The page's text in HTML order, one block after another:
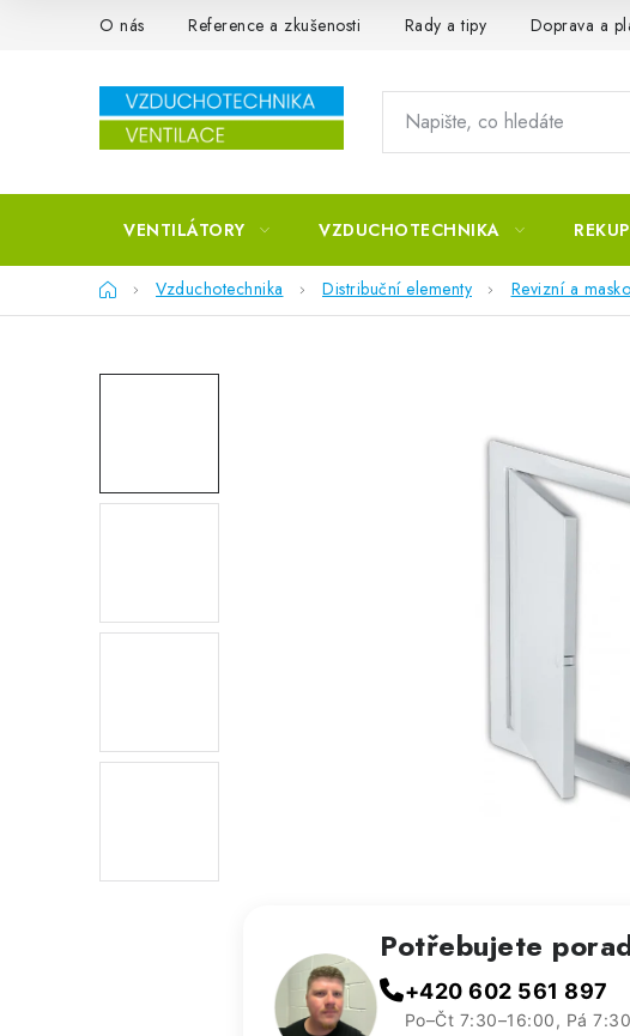
Přejít na obsahO nás Reference a zkušenosti Rady a tipy Doprava a
VENTILÁTORY VZDUCHOTECHNIKA
DomůVzduchotechnika Distribuční elementy Revizní a
Potřebujete
+420 602 561 897
Po–Čt 7:30–16:00, Pá